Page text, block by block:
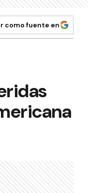
como fuente en